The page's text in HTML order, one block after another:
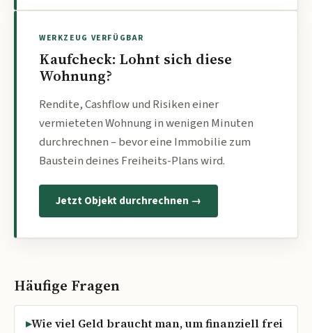
WERKZEUG VERFÜGBAR
Kaufcheck: Lohnt sich diese
Wohnung?
Rendite, Cashflow und Risiken einer
vermieteten Wohnung in wenigen Minuten
durchrechnen – bevor eine Immobilie zum
Baustein deines Freiheits-Plans wird.
Jetzt Objekt durchrechnen →
Häufige Fragen
Wie viel Geld braucht man, um finanziell frei